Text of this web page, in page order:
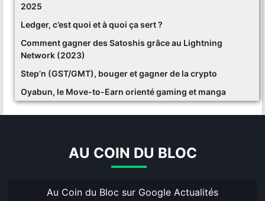
2025
Ledger, c’est quoi et à quoi ça sert ?
Comment gagner des Satoshis grâce au Lightning
Network (2023)
Step’n (GST/GMT), bouger et gagner de la crypto
Oyabun, le Move-to-Earn orienté gaming et manga
AU COIN DU BLOC
Au Coin du Bloc sur Google Actualités